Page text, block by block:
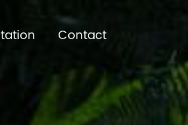
Contact